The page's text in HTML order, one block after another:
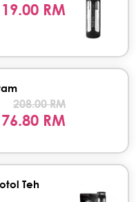
RM
208.00 RM
RM
Teh